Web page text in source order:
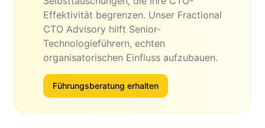
Effektivität begrenzen. Unser Fractional
CTO Advisory hilft Senior-
Technologieführern, echten
organisatorischen Einfluss aufzubauen.
Führungsberatung erhalten